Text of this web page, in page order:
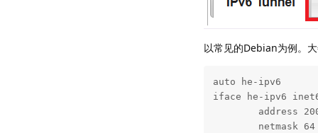
以常见的Debian为例。
auto he-ipv6
iface he-ipv6
address
        netmask 64